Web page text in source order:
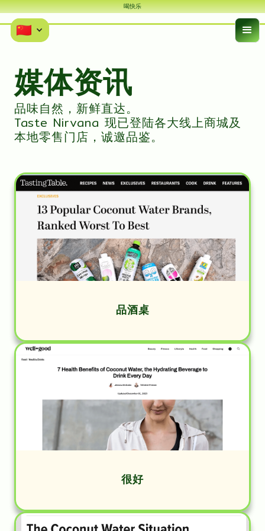
喝快乐
媒体资讯
品味自然，新鲜直达。
Taste Nirvana 现已登陆各大线上商城及
本地零售门店，诚邀品鉴。
品酒桌
很好